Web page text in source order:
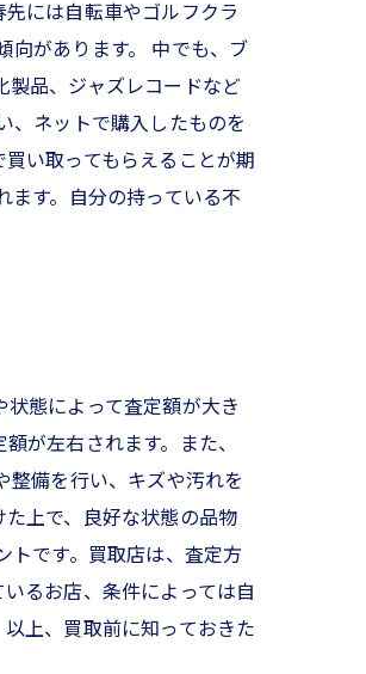
には自転車やゴルフクラ
向があります。 中でも、ブ
製品、ジャズレコードなど
、ネットで購入したものを
い取ってもらえることが期
ます。自分の持っている不
態によって査定額が大き
が左右されます。また、
整備を行い、キズや汚れを
上で、良好な状態の品物
トです。買取店は、査定方
るお店、条件によっては自
上、買取前に知っておきた